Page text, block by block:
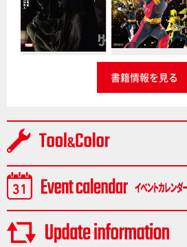
書籍情報を見る